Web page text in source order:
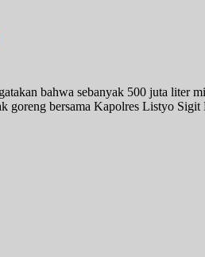
bahwa sebanyak 500 juta liter
goreng bersama Kapolres Listyo